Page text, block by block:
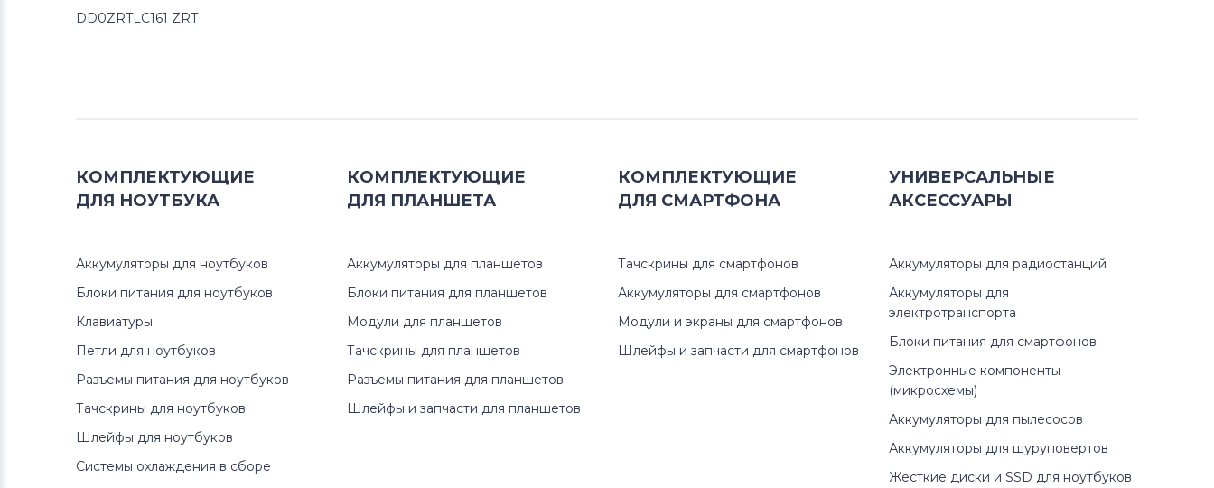
DD0ZRTLC161 ZRT
КОМПЛЕКТУЮЩИЕ
ДЛЯ НОУТБУКА
Аккумуляторы для ноутбуков
Блоки питания для ноутбуков
Клавиатуры
Петли для ноутбуков
Разъемы питания для ноутбуков
Тачскрины для ноутбуков
Шлейфы для ноутбуков
Системы охлаждения в сборе
КОМПЛЕКТУЮЩИЕ
ДЛЯ ПЛАНШЕТА
Аккумуляторы для планшетов
Блоки питания для планшетов
Модули для планшетов
Тачскрины для планшетов
Разъемы питания для планшетов
Шлейфы и запчасти для планшетов
КОМПЛЕКТУЮЩИЕ
ДЛЯ СМАРТФОНА
Тачскрины для смартфонов
Аккумуляторы для смартфонов
Модули и экраны для смартфонов
Шлейфы и запчасти для смартфонов
УНИВЕРСАЛЬНЫЕ
АКСЕССУАРЫ
Аккумуляторы для радиостанций
Аккумуляторы для
электротранспорта
Блоки питания для смартфонов
Электронные компоненты
(микросхемы)
Аккумуляторы для пылесосов
Аккумуляторы для шуруповертов
Жесткие диски и SSD для ноутбуков